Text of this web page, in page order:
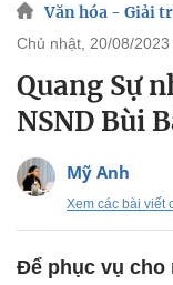
Văn hóa - Giải
chủ nhật, 20/08/
Quang Sự
NSND Bùi
Mỹ Anh
Xem các bài viết
Để phục vụ cho